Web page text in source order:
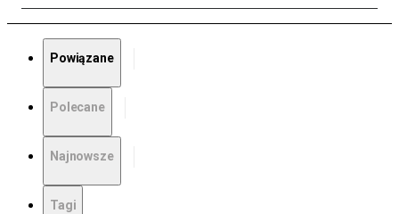
Powiązane
Polecane
Najnowsze
Tagi